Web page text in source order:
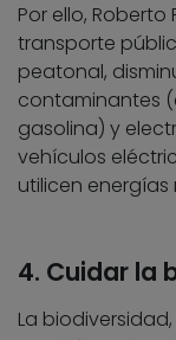
Por ello,
transporte
peatonal,
contaminantes
gasolina) y
vehículos
utilicen energías
4. Cuidar la
La